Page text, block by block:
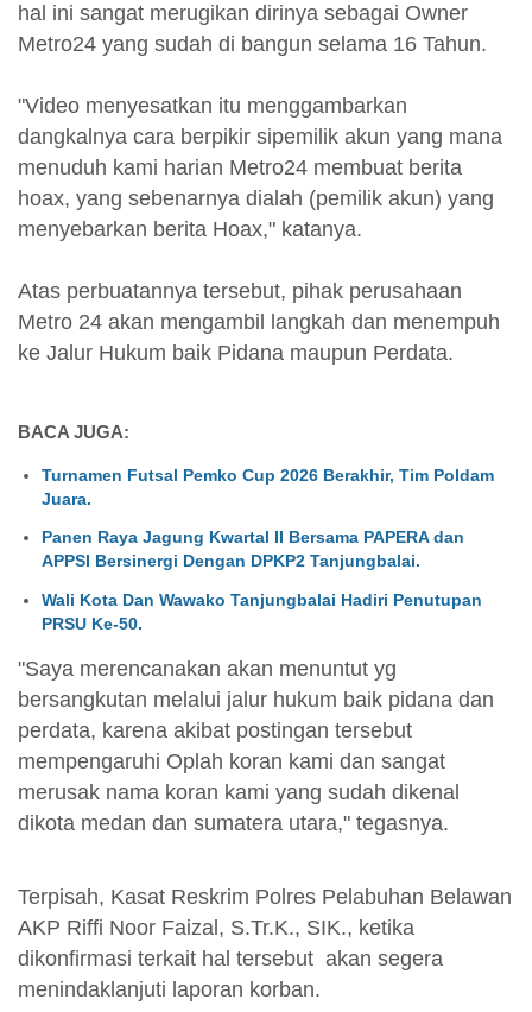
hal ini sangat merugikan dirinya sebagai Owner
Metro24 yang sudah di bangun selama 16 Tahun.
"Video menyesatkan itu menggambarkan
dangkalnya cara berpikir sipemilik akun yang mana
menuduh kami harian Metro24 membuat berita
hoax, yang sebenarnya dialah (pemilik akun) yang
menyebarkan berita Hoax," katanya.
Atas perbuatannya tersebut, pihak perusahaan
Metro 24 akan mengambil langkah dan menempuh
ke Jalur Hukum baik Pidana maupun Perdata.
BACA JUGA:
Turnamen Futsal Pemko Cup 2026 Berakhir, Tim Poldam
Juara.
Panen Raya Jagung Kwartal II Bersama PAPERA dan
APPSI Bersinergi Dengan DPKP2 Tanjungbalai.
Wali Kota Dan Wawako Tanjungbalai Hadiri Penutupan
PRSU Ke-50.
"Saya merencanakan akan menuntut yg
bersangkutan melalui jalur hukum baik pidana dan
perdata, karena akibat postingan tersebut
mempengaruhi Oplah koran kami dan sangat
merusak nama koran kami yang sudah dikenal
dikota medan dan sumatera utara," tegasnya.
Terpisah, Kasat Reskrim Polres Pelabuhan Belawan
AKP Riffi Noor Faizal, S.Tr.K., SIK., ketika
dikonfirmasi terkait hal tersebut akan segera
menindaklanjuti laporan korban.